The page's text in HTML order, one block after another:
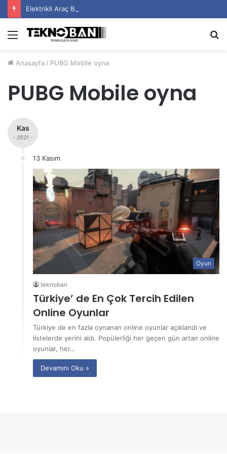
Elektrikli Araç Bataryalarının Ömrü Nasıl Uzatılır?
Menü
Anasayfa / PUBG Mobile oyna
PUBG Mobile oyna
Kas
- 2021 -
13 Kasım
Oyun
teknoban
Türkiye’ de En Çok Tercih Edilen
Online Oyunlar
Türkiye de en fazla oynanan online oyunlar açıklandı ve
listelerde yerini aldı. Popülerliği her geçen gün artan online
oyunlar, her…
Devamını Oku »